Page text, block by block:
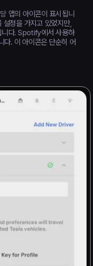
앱의 아이콘이 표시됩니
설정을 가지고 있었지만,
니다. Spotify에서 사용하
. 이 아이콘은 단순히 어